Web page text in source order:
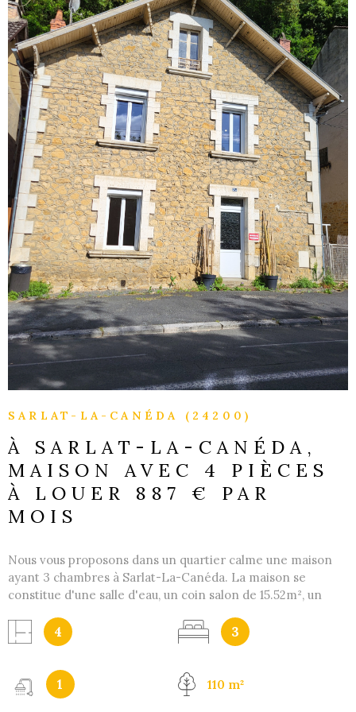
NOUS
SARLAT-LA-CANÉDA (24200)
À SARLAT-LA-CANÉDA,
MAISON AVEC 4 PIÈCES
À LOUER 887 € PAR
MOIS
Nous vous proposons dans un quartier calme une maison
ayant 3 chambres à Sarlat-La-Canéda. La maison se
constitue d'une salle d'eau, un coin salon de 15.52m², un
chambres. La surface intérieure habitable développe 73m²
en loi Carrez. À l'extérieur, vous disposerez d'un jardin
dimension raisonnable pour l'entretenir sans trop y passer
de temps. Elle s'accompagne d'un garage privatif qui
4 3
1 110 m²
VOIR LE BIEN